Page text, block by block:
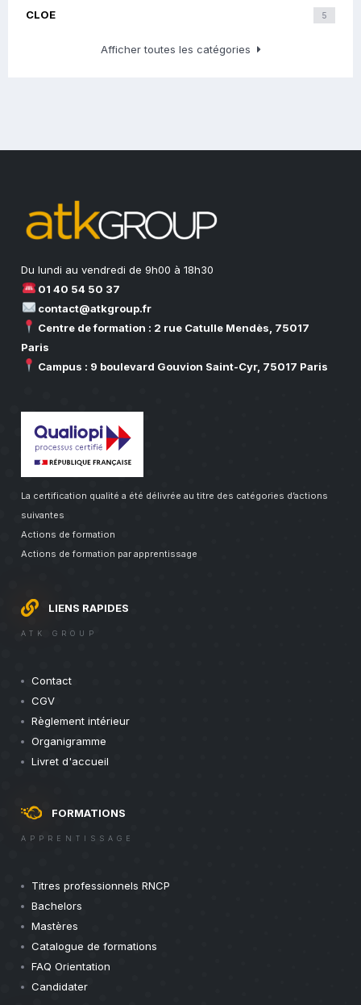
5
CLOE
Afficher toutes les catégories
Du lundi au vendredi de 9h00 à 18h30
01 40 54 50 37
contact@atkgroup.fr
Centre de formation : 2 rue Catulle Mendès, 75017
Paris
Campus : 9 boulevard Gouvion Saint-Cyr, 75017 Paris
La certification qualité a été délivrée au titre des catégories d’actions
suivantes
Actions de formation
Actions de formation par apprentissage
LIENS RAPIDES
ATK GROUP
Contact
CGV
Règlement intérieur
Organigramme
Livret d'accueil
FORMATIONS
APPRENTISSAGE
Titres professionnels RNCP
Bachelors
Mastères
Catalogue de formations
FAQ Orientation
Candidater